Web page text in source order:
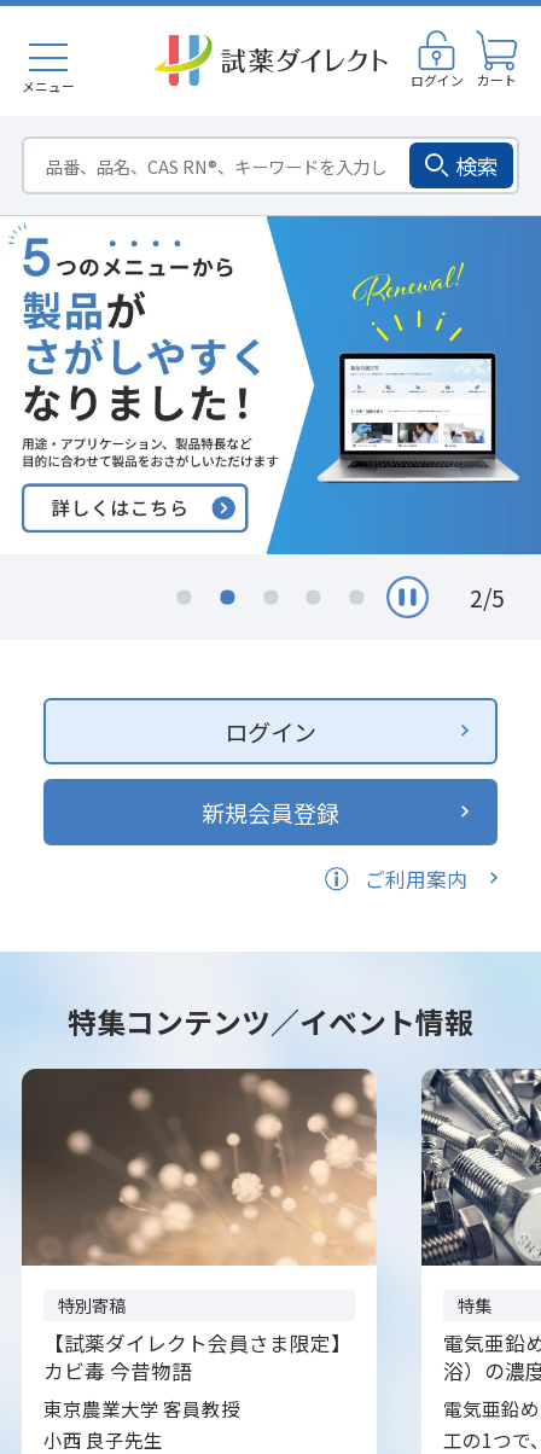
メニュー ログイン カート
検索
2/5
ログイン
新規会員登録
ご利用案内
特集コンテンツ／イベント情報
特別寄稿
【試薬ダイレクト会員さま限定】
カビ毒 今昔物語
東京農業大学 客員教授
小西 良子先生
特集
電気亜鉛
浴）の濃
電気亜鉛
工の1つで